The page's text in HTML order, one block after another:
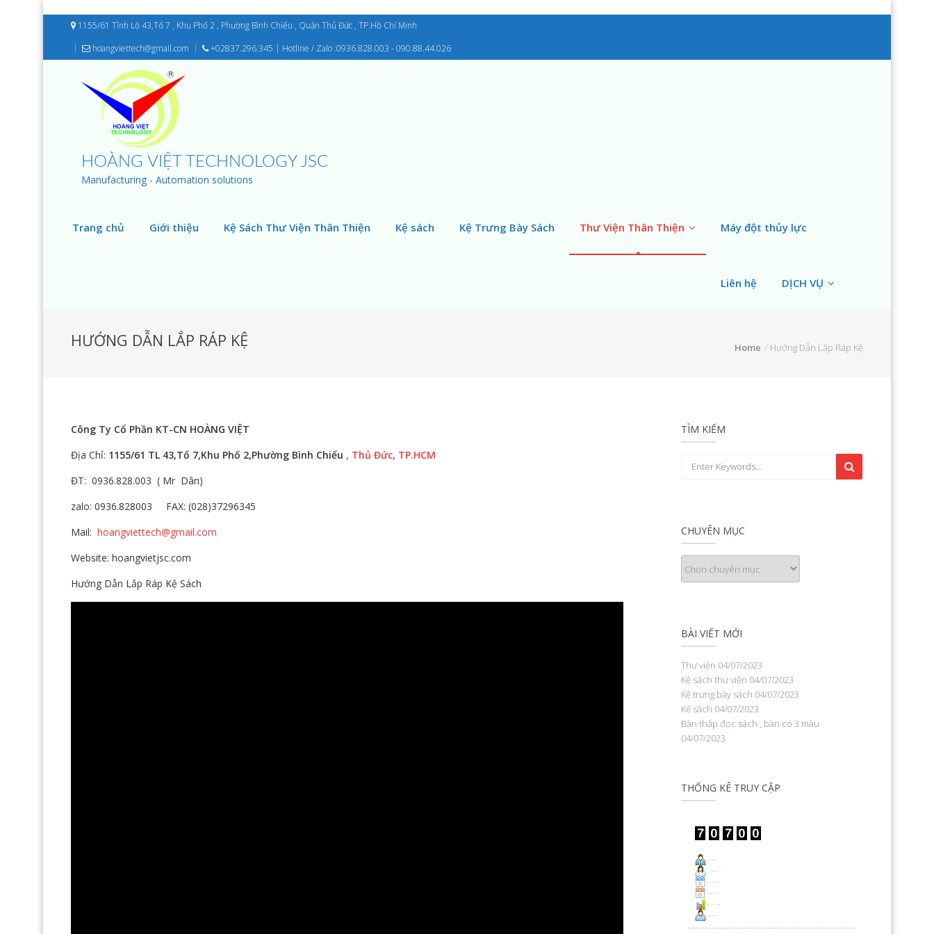
1155/61 Tỉnh Lộ 43,Tổ 7 , Khu Phố 2 , Phường Bình Chiểu , Quận Thủ Đức , TP.Hồ Chí Minh
hoangviettech@gmail.com
+02837.296.345 | Hotline / Zalo :0936.828.003 - 090.88.44.026
HOÀNG VIỆT TECHNOLOGY JSC
Manufacturing - Automation solutions
Trang chủ Giới thiệu Kệ Sách Thư Viện Thân Thiện Kệ sách Kệ Trưng Bày Sách Thư Viện Thân Thiện Máy đột thủy lực
Liên hệ DỊCH VỤ
HƯỚNG DẪN LẮP RÁP KỆ Home Hướng Dẫn Lắp Ráp Kệ
Công Ty Cổ Phần KT-CN HOÀNG VIỆT
Địa Chỉ: 1155/61 TL 43,Tổ 7,Khu Phố 2,Phường Bình Chiểu , Thủ Đức, TP.HCM
ĐT: 0936.828.003 ( Mr Dân)
zalo: 0936.828003 FAX: (028)37296345
Mail: hoangviettech@gmail.com
Website: hoangvietjsc.com
Hướng Dẫn Lắp Ráp Kệ Sách
TÌM KIẾM
CHUYÊN MỤC
mục
BÀI VIẾT MỚI
Thư viện 04/07/2023
Kệ sách thư viện 04/07/2023
Kệ trưng bày sách 04/07/2023
Kệ sách 04/07/2023
Bàn thấp đọc sách , bàn có 3 màu
04/07/2023
THỐNG KÊ TRUY CẬP